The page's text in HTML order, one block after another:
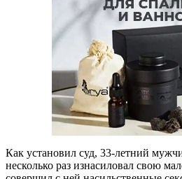
Как установил суд, 33-летний
несколько раз изнасиловал свою